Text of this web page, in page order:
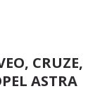
CRUZE,
ASTRA